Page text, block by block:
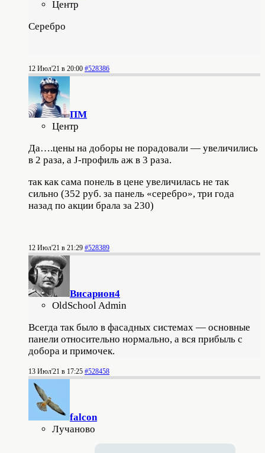
Центр
Серебро
12 Июл'21 в 20:00 #528386
ПМ
Центр
Да….цены на доборы не порадовали — увеличились
в 2 раза, а J-профиль аж в 3 раза.
так как сама понель в цене увеличилась не так
сильно (352 руб. за панель «серебро», три года
назад по акции брала за 230)
12 Июл'21 в 21:29 #528389
Висариoн4
OldSchool Admin
Всегда так было в фасадных системах — основные
панели относительно нормально, а вся прибыль с
добора и примочек.
13 Июл'21 в 17:25 #528458
falcon
Лучаново